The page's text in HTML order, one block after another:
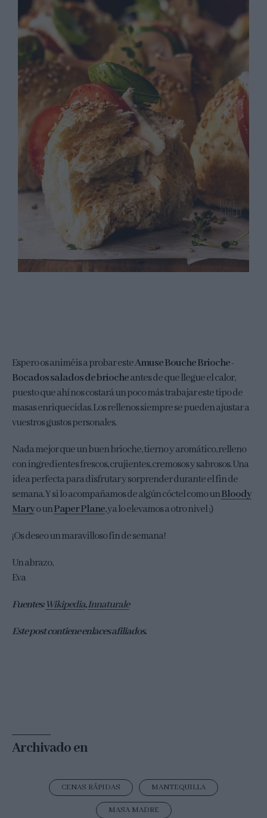
Espero os animéis a probar esteAmuse Bouche Brioche -
Bocados salados de briocheantes de que llegue el calor,
puesto que ahí nos costará un poco más trabajar este tipo de
masas enriquecidas. Los rellenos siempre se pueden ajustar a
vuestros gustos personales.
Nada mejor que un buen brioche, tierno y aromático, relleno
con ingredientes frescos, crujientes, cremosos y sabrosos. Una
idea perfecta para disfrutar y sorprender durante el fin de
semana. Y si lo acompañamos de algún cóctel como unBloody
Maryo unPaper Plane, ya lo elevamos a otro nivel ;)
¡Os deseo un maravilloso fin de semana!
Un abrazo,
Eva
Fuentes:Wikipedia,Innaturale
Este post contiene enlaces afiliados.
Archivado en
CENAS RÁPIDAS MANTEQUILLA
MASA MADRE